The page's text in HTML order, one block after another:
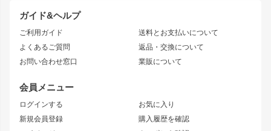
ガイド&ヘルプ
ご利用ガイド
よくあるご質問
お問い合わせ窓口
送料とお支払いについて
返品・交換について
業販について
会員メニュー
ログインする
新規会員登録
お気に入り
購入履歴を確認
JZX90 CHASER
JZX110 MARK II
JZX100 MARK II
JZX90 MARK II
トレノ
マークX
アリスト
ソアラ
アルテッツァ
エアロシリーズ
ドリフトライン
風神
雷神
レーシングライン
アタックライン
ストリームライン